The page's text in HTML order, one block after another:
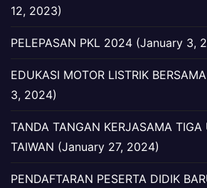
12, 2023)
PELEPASAN PKL 2024 (January 3,
EDUKASI MOTOR LISTRIK
3, 2024)
TANDA TANGAN KERJASAMA TIGA
TAIWAN (January 27, 2024)
PENDAFTARAN PESERTA DIDIK